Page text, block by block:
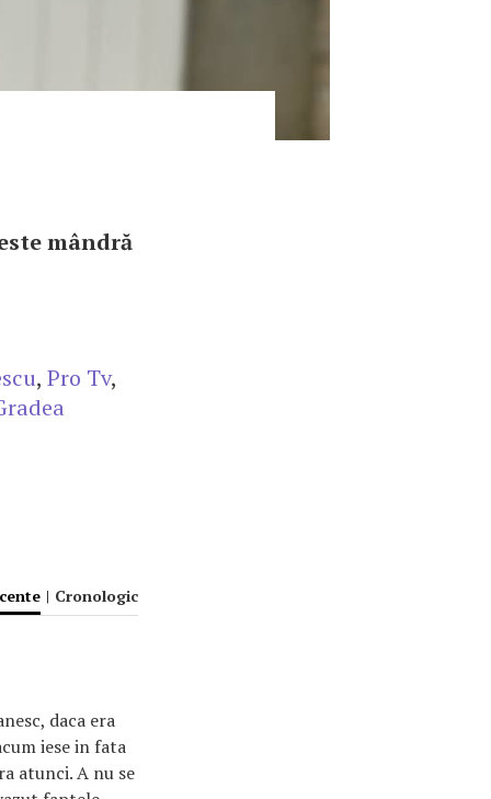
mândră
, Pro Tv,
| Cronologic
daca era
iese in fata
atunci. A nu se